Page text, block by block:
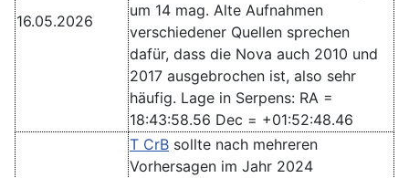
16.05.2026
um 14 mag. Alte Aufnahmen
verschiedener Quellen sprechen
dafür, dass die Nova auch 2010 und
2017 ausgebrochen ist, also sehr
häufig. Lage in Serpens: RA =
18:43:58.56 Dec = +01:52:48.46
T CrB sollte nach mehreren
Vorhersagen im Jahr 2024